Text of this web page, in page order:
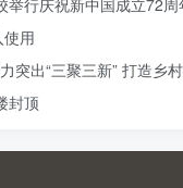
行庆祝新中国成立72周
用
突出“三聚三新” 打造乡
封顶